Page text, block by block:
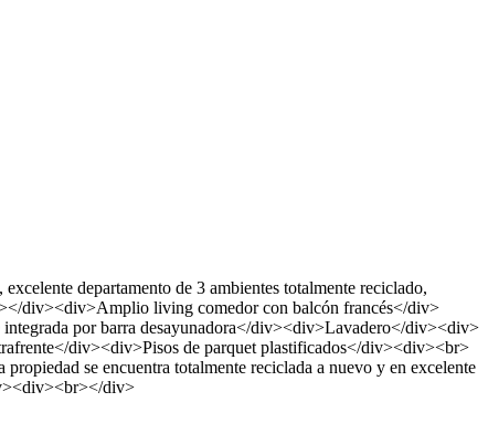
departamento de 3 ambientes totalmente reciclado,
div><div>Amplio living comedor con balcón francés</div>
por barra desayunadora</div><div>Lavadero</div><div>
div><div>Pisos de parquet plastificados</div><div><br>
se encuentra totalmente reciclada a nuevo y en excelente
div>